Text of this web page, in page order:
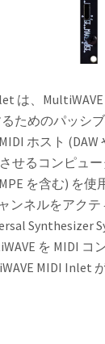
は、MultiWAVE
ためのパッシ
ホスト (DAW
せるコンピュ
を含む) を使
ンネルをアク
Synthesizer
を MIDI コ
MIDI Inlet